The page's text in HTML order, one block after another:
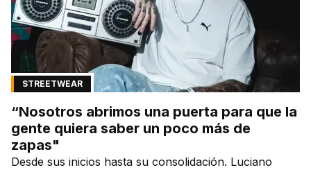
STREETWEAR
“Nosotros abrimos una puerta para que la
gente quiera saber un poco más de
zapas"
Desde sus inicios hasta su consolidación. Luciano